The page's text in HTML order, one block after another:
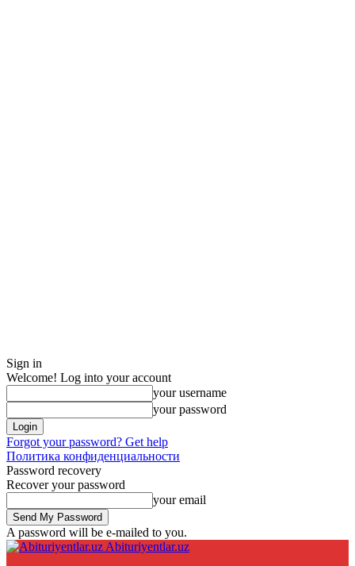
Sign in
Welcome! Log into your account
your username
your password
Forgot your password? Get help
Политика конфиденциальности
Password recovery
Recover your password
your email
A password will be e-mailed to you.
Abituriyentlar.uz